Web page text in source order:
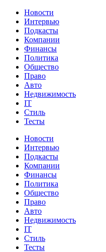
Новости
Интервью
Подкасты
Компании
Финансы
Политика
Общество
Право
Авто
Недвижимость
IT
Стиль
Тесты
Новости
Интервью
Подкасты
Компании
Финансы
Политика
Общество
Право
Авто
Недвижимость
IT
Стиль
Тесты